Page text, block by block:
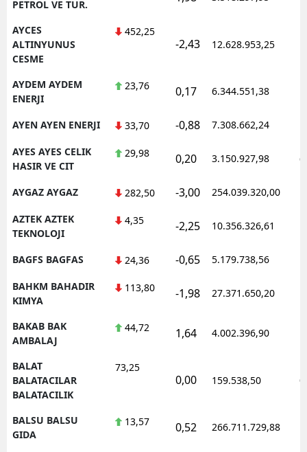
PETROL VE TUR.
AYCES
ALTINYUNUS
CESME
452,25
-2,43 12.628.953,25
AYDEM AYDEM
ENERJI
23,76 0,17 6.344.551,38
AYEN AYEN ENERJI 33,70 -0,88 7.308.662,24
AYES AYES CELIK
HASIR VE CIT
29,98 0,20 3.150.927,98
AYGAZ AYGAZ 282,50 -3,00 254.039.320,00
AZTEK AZTEK
TEKNOLOJI
4,35 -2,25 10.356.326,61
BAGFS BAGFAS 24,36 -0,65 5.179.738,56
BAHKM BAHADIR
KIMYA
113,80 -1,98 27.371.650,20
BAKAB BAK
AMBALAJ
44,72 1,64 4.002.396,90
BALAT
BALATACILAR
BALATACILIK
73,25
0,00 159.538,50
BALSU BALSU
GIDA
13,57 0,52 266.711.729,88